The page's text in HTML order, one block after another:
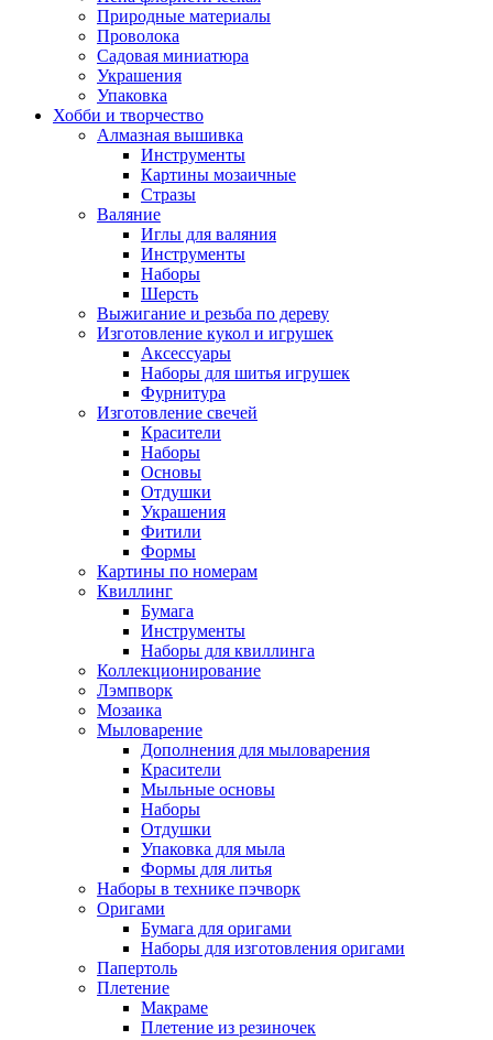
Природные материалы
Проволока
Садовая миниатюра
Украшения
Упаковка
Хобби и творчество
Алмазная вышивка
Инструменты
Картины мозаичные
Стразы
Валяние
Иглы для валяния
Инструменты
Наборы
Шерсть
Выжигание и резьба по дереву
Изготовление кукол и игрушек
Аксессуары
Наборы для шитья игрушек
Фурнитура
Изготовление свечей
Красители
Наборы
Основы
Отдушки
Украшения
Фитили
Формы
Картины по номерам
Квиллинг
Бумага
Инструменты
Наборы для квиллинга
Коллекционирование
Лэмпворк
Мозаика
Мыловарение
Дополнения для мыловарения
Красители
Мыльные основы
Наборы
Отдушки
Упаковка для мыла
Формы для литья
Наборы в технике пэчворк
Оригами
Бумага для оригами
Наборы для изготовления оригами
Папертоль
Плетение
Макраме
Плетение из резиночек